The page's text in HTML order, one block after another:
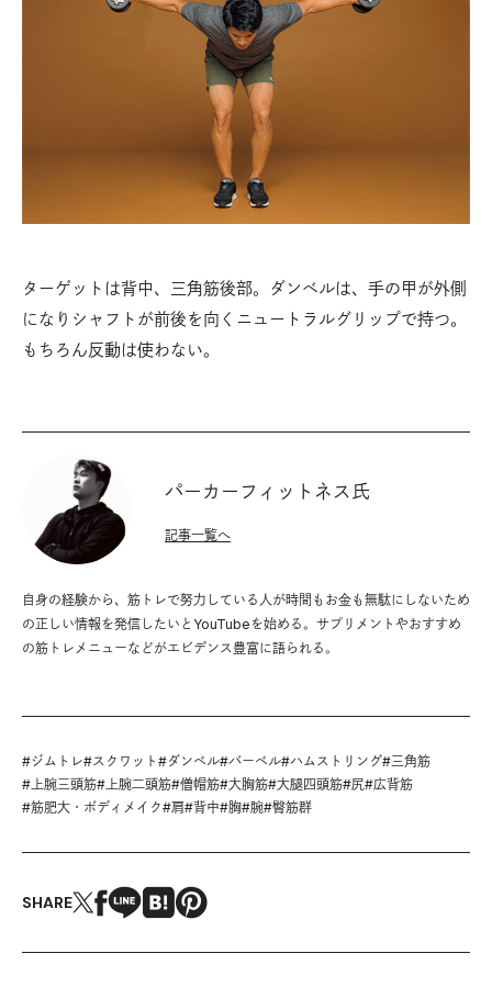
ターゲットは背中、三角筋後部。ダンベルは、手の甲が外側
になりシャフトが前後を向くニュートラルグリップで持つ。
もちろん反動は使わない。
パーカーフィットネス氏
自身の経験から、筋トレで努力している人が時間もお金も無駄にしないため
の正しい情報を発信したいとYouTubeを始める。サプリメントやおすすめ
の筋トレメニューなどがエビデンス豊富に語られる。
記事一覧へ
#ジムトレ#スクワット #ダンベル#バーベル#ハムストリング#三角筋
#上腕三頭筋#上腕二頭筋#僧帽筋#大胸筋#大腿四頭筋#尻#広背筋
#筋肥大・ボディメイク#肩#背中#胸#腕#臀筋群
SHARE